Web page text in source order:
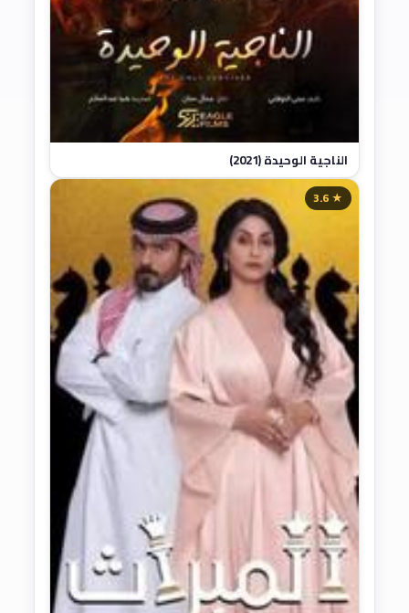
الناجية الوحيدة (2021)
★ 3.6